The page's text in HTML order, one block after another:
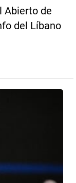
Abierto de
del Líbano